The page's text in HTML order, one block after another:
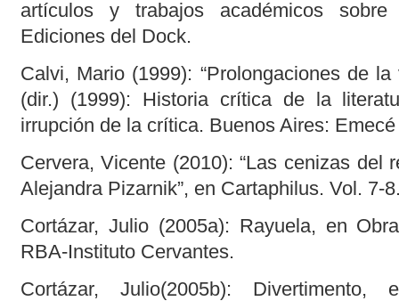
artículos y trabajos académicos
Ediciones del Dock.
Calvi, Mario (1999): “Prolongaciones de
(dir.) (1999): Historia crítica de la
irrupción de la crítica. Buenos Aires:
Cervera, Vicente (2010): “Las cenizas del
Alejandra Pizarnik”, en Cartaphilus. Vol. 7-
Cortázar, Julio (2005a): Rayuela, en
RBA-Instituto Cervantes.
Cortázar, Julio(2005b):